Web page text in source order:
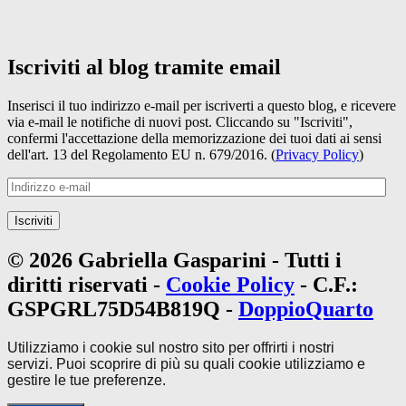
Iscriviti al blog tramite email
Inserisci il tuo indirizzo e-mail per iscriverti a questo blog, e ricevere
via e-mail le notifiche di nuovi post. Cliccando su "Iscriviti",
confermi l'accettazione della memorizzazione dei tuoi dati ai sensi
dell'art. 13 del Regolamento EU n. 679/2016. (Privacy Policy)
Indirizzo
e-
mailIscriviti
© 2026 Gabriella Gasparini - Tutti i
diritti riservati - Cookie Policy - C.F.:
GSPGRL75D54B819Q - DoppioQuarto
Utilizziamo i cookie sul nostro sito per offrirti i nostri
servizi. Puoi scoprire di più su quali cookie utilizziamo e
gestire le tue preferenze.